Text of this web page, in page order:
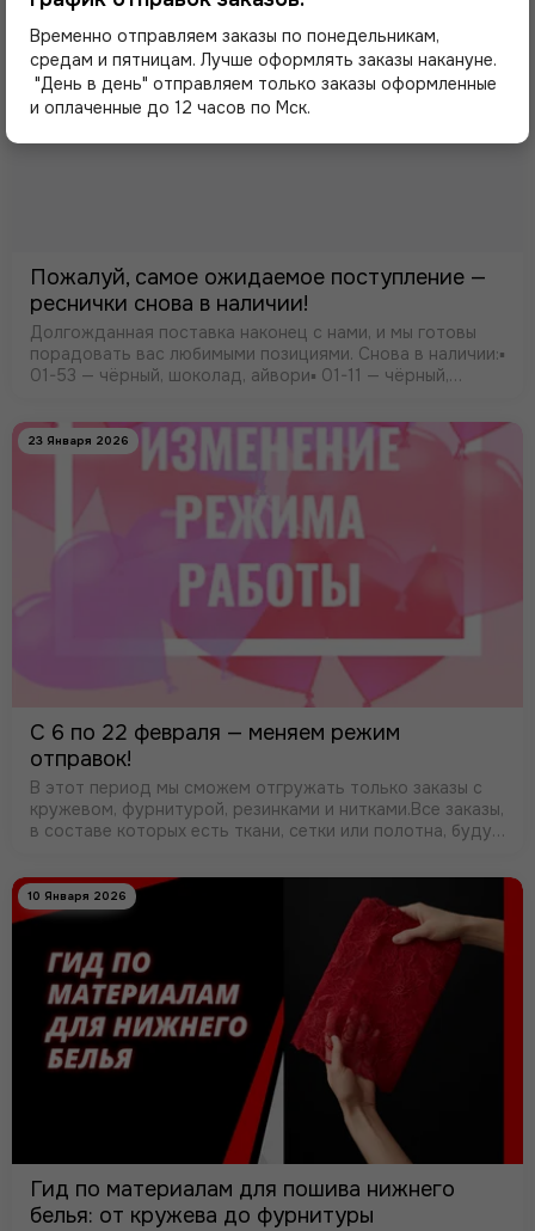
Пожалуй, самое ожидаемое поступление —
реснички снова в наличии!
Долгожданная поставка наконец с нами, и мы готовы
порадовать вас любимыми позициями. Снова в наличии:▪️
01-53 — чёрный, шоколад, айвори▪️ 01-11 — чёрный,
23 Января 2026
С 6 по 22 февраля — меняем режим
отправок!
В этот период мы сможем отгружать только заказы с
кружевом, фурнитурой, резинками и нитками.Все заказы,
в составе которых есть ткани, сетки или полотна, будут
приостанавливается отправка …
10 Января 2026
Гид по материалам для пошива нижнего
белья: от кружева до фурнитуры
Временно отправляем заказы по понедельникам,
средам и пятницам. Лучше оформлять заказы накануне.
"День в день" отправляем только заказы оформленные
и оплаченные до 12 часов по Мск.